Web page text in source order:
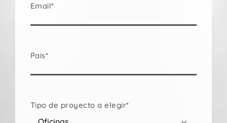
Email*
País*
Tipo de proyecto a elegir*